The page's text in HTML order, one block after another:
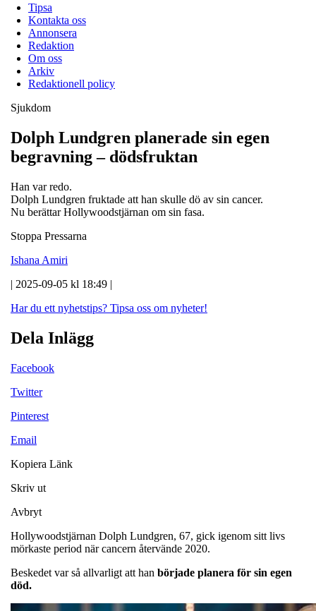
Tipsa
Kontakta oss
Annonsera
Redaktion
Om oss
Arkiv
Redaktionell policy
Sjukdom
Dolph Lundgren planerade sin egen
begravning – dödsfruktan
Han var redo.
Dolph Lundgren fruktade att han skulle dö av sin cancer.
Nu berättar Hollywoodstjärnan om sin fasa.
Stoppa Pressarna
Ishana Amiri
| 2025-09-05 kl 18:49 |
Har du ett nyhetstips? Tipsa oss om nyheter!
Dela Inlägg
Facebook
Twitter
Pinterest
Email
Kopiera Länk
Skriv ut
Avbryt
Hollywoodstjärnan Dolph Lundgren, 67, gick igenom sitt livs
mörkaste period när cancern återvände 2020.
Beskedet var så allvarligt att han började planera för sin egen
död.